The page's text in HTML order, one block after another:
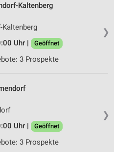
❯
Kaltenberg
Kaltenberg
Uhr |
Geöffnet
3 Prospekte
❯
Uhr |
Geöffnet
3 Prospekte
zur Auswahl von